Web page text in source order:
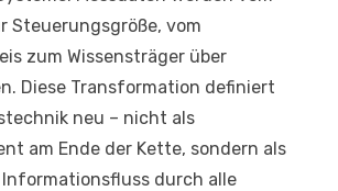
Steuerungsgröße, vom
zum Wissensträger über
Diese Transformation definiert
neu – nicht als
am Ende der Kette, sondern als
durch alle